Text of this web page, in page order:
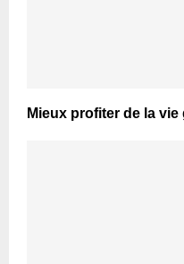
Mieux profiter de la